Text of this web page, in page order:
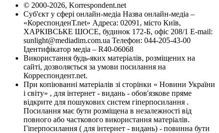
© 2000-2026, Korrespondent.net
Суб'єкт у сфері онлайн-медіа Назва онлайн-медіа –
«КореспонденТ.net» Адреса: 02091, місто Київ,
ХАРКІВСЬКЕ ШОСЕ, будинок 172-Б, офіс 208/1 E-mail:
sunlight@mediadim.com.ua Телефон: 044-205-43-00
Ідентифікатор медіа – R40-06068
Використання будь-яких матеріалів, розміщених на
сайті, дозволяється за умови посилання на
Корреспондент.net.
При копіюванні матеріалів зі сторінки « Новини України
і світу» , для інтернет - видань - обов'язкове пряме
відкрите для пошукових систем гіперпосилання .
Посилання має бути розміщена в незалежності від
повного або часткового використання матеріалів.
Гіперпосилання ( для інтернет - видань) - повинна бути